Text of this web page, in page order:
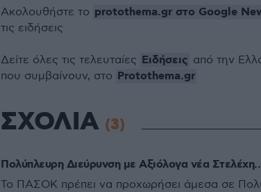
Ακολουθήστε το protothema.gr στο Google
τις ειδήσεις
Δείτε όλες τις τελευταίες Ειδήσεις από την
που συμβαίνουν, στο Protothema.gr
ΣΧΟΛΙΑ (3)
Πολύπλευρη Διεύρυνση με Αξιόλογα νέα
Το ΠΑΣΟΚ πρέπει να προχωρήσει άμεσα σε